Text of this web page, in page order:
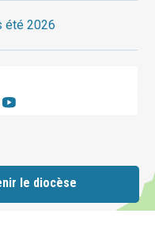
le diocèse
été 2026